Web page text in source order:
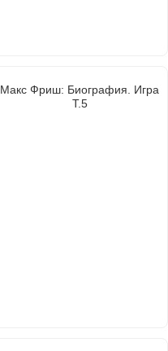
Макс Фриш: Биография. Игра
Т.5